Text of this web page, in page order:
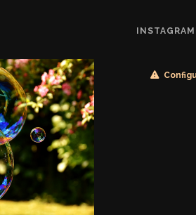
INSTAGRAM